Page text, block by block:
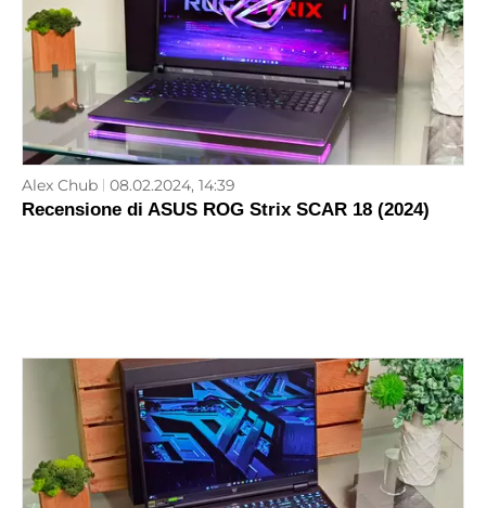
Alex Chub 08.02.2024, 14:39
Recensione di ASUS ROG Strix SCAR 18 (2024)